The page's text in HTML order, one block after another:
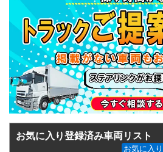
お気に入り登録済み車両リスト
お気に入